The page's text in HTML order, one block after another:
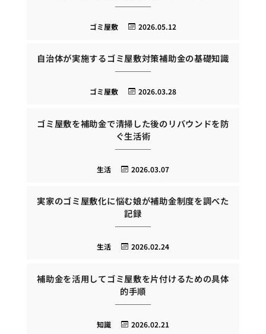
2026.05.12
ゴミ屋敷
自治体が実施するゴミ屋敷対策補助金の基礎知識
2026.03.28
ゴミ屋敷
ゴミ屋敷を補助金で清掃した後のリバウンドを防
ぐ生活術
2026.03.07
生活
実家のゴミ屋敷化に悩む娘が補助金制度を調べた
記録
2026.02.24
生活
補助金を活用してゴミ屋敷を片付けるための具体
的手順
2026.02.21
知識